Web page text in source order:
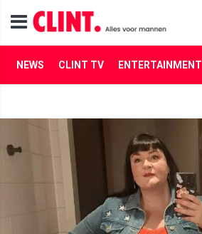
NEWS CLINT TV ENTERTAINMENT